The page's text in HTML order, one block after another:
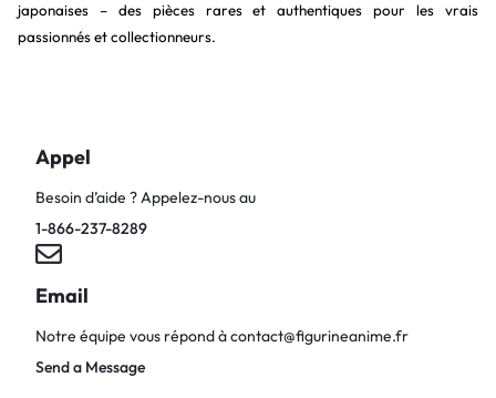
japonaises – des pièces rares et authentiques pour les vrais
passionnés et collectionneurs.
Appel
Besoin d’aide ? Appelez-nous au
1-866-237-8289
Email
Notre équipe vous répond àcontact@figurineanime.fr
Send a Message